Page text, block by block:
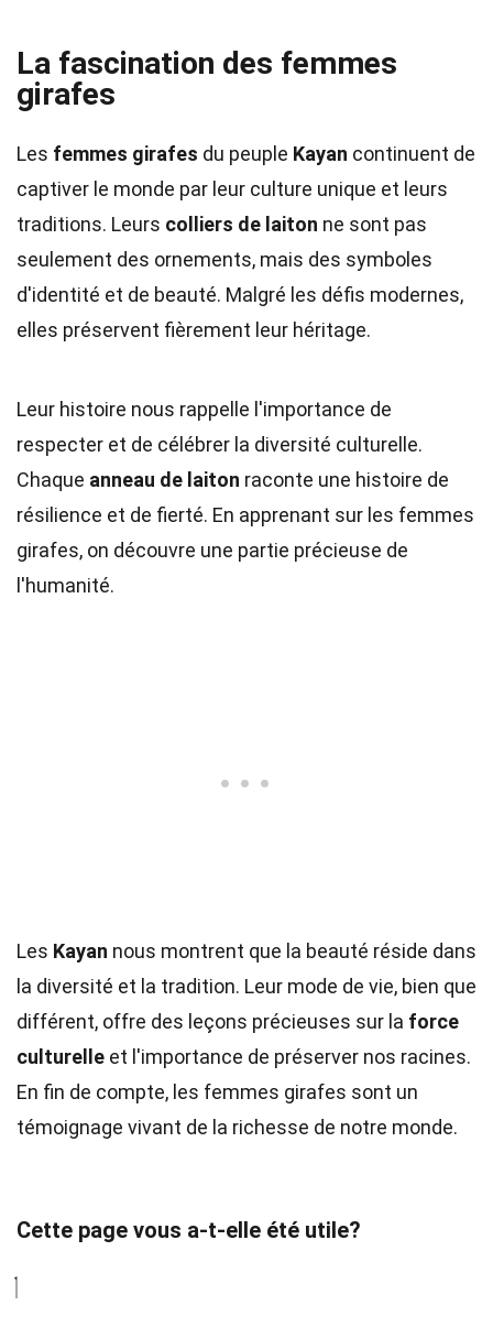
La fascination des femmes
girafes
Les femmes girafes du peuple Kayan continuent de
captiver le monde par leur culture unique et leurs
traditions. Leurs colliers de laiton ne sont pas
seulement des ornements, mais des symboles
d'identité et de beauté. Malgré les défis modernes,
elles préservent fièrement leur héritage.
Leur histoire nous rappelle l'importance de
respecter et de célébrer la diversité culturelle.
Chaque anneau de laiton raconte une histoire de
résilience et de fierté. En apprenant sur les femmes
girafes, on découvre une partie précieuse de
l'humanité.
Les Kayan nous montrent que la beauté réside dans
la diversité et la tradition. Leur mode de vie, bien que
différent, offre des leçons précieuses sur la force
culturelle et l'importance de préserver nos racines.
En fin de compte, les femmes girafes sont un
témoignage vivant de la richesse de notre monde.
Cette page vous a-t-elle été utile?